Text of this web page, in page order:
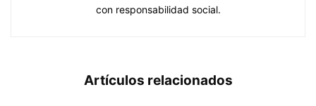
con responsabilidad social.
Artículos relacionados